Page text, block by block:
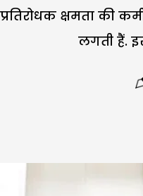
क्षमता की
लगती हैं.